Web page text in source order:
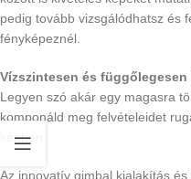
pedig tovább vizsgálódhatsz és
fényképeznél.
Vízszintesen és
Legyen szó akár egy magasra
komponáld meg felvételeidet
képben.
Az innovatív gimbal kialakítás